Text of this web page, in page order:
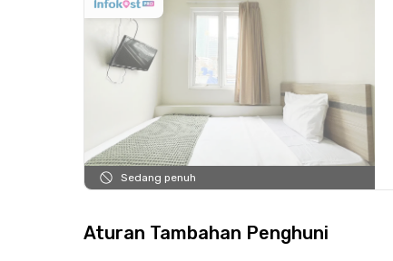
Sedang penuh
Aturan Tambahan Penghuni